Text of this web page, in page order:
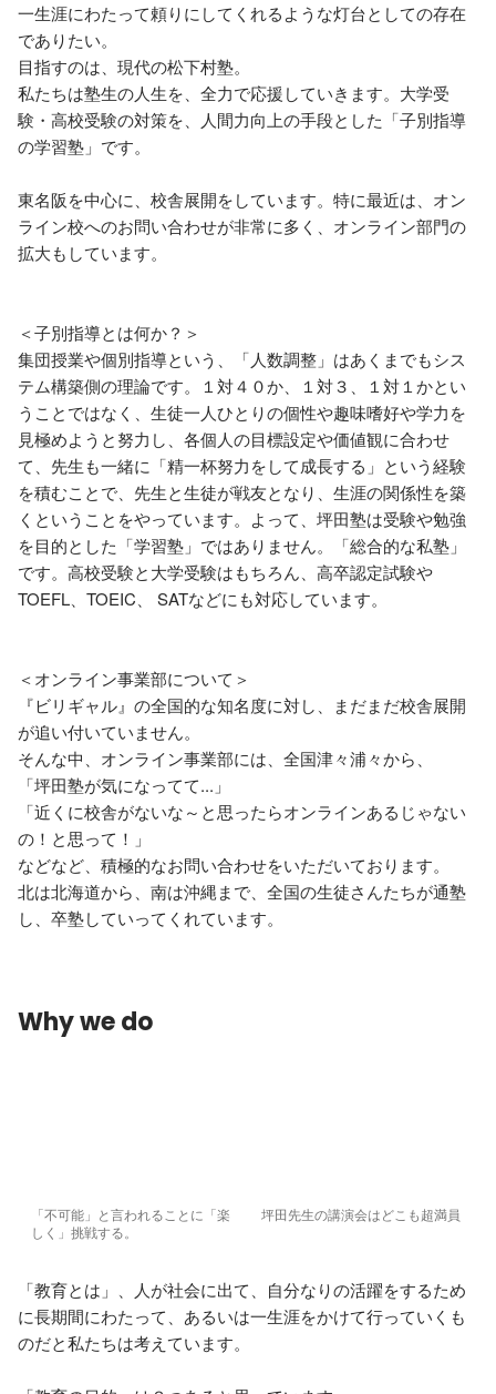
一生涯にわたって頼りにしてくれるような灯台としての存在
でありたい。
目指すのは、現代の松下村塾。
私たちは塾生の人生を、全力で応援していきます。大学受
験・高校受験の対策を、人間力向上の手段とした「子別指導
の学習塾」です。
東名阪を中心に、校舎展開をしています。特に最近は、オン
ライン校へのお問い合わせが非常に多く、オンライン部門の
拡大もしています。
＜子別指導とは何か？＞
集団授業や個別指導という、「人数調整」はあくまでもシス
テム構築側の理論です。１対４０か、１対３、１対１かとい
うことではなく、生徒一人ひとりの個性や趣味嗜好や学力を
見極めようと努力し、各個人の目標設定や価値観に合わせ
て、先生も一緒に「精一杯努力をして成長する」という経験
を積むことで、先生と生徒が戦友となり、生涯の関係性を築
くということをやっています。よって、坪田塾は受験や勉強
を目的とした「学習塾」ではありません。「総合的な私塾」
です。高校受験と大学受験はもちろん、高卒認定試験や
TOEFL、TOEIC、 SATなどにも対応しています。
＜オンライン事業部について＞
『ビリギャル』の全国的な知名度に対し、まだまだ校舎展開
が追い付いていません。
そんな中、オンライン事業部には、全国津々浦々から、
「坪田塾が気になってて...」
「近くに校舎がないな～と思ったらオンラインあるじゃない
の！と思って！」
などなど、積極的なお問い合わせをいただいております。
北は北海道から、南は沖縄まで、全国の生徒さんたちが通塾
し、卒塾していってくれています。
Why we do
「不可能」と言われることに「楽
しく」挑戦する。
坪田先生の講演会はどこも超満員
「教育とは」、人が社会に出て、自分なりの活躍をするため
に長期間にわたって、あるいは一生涯をかけて行っていくも
のだと私たちは考えています。